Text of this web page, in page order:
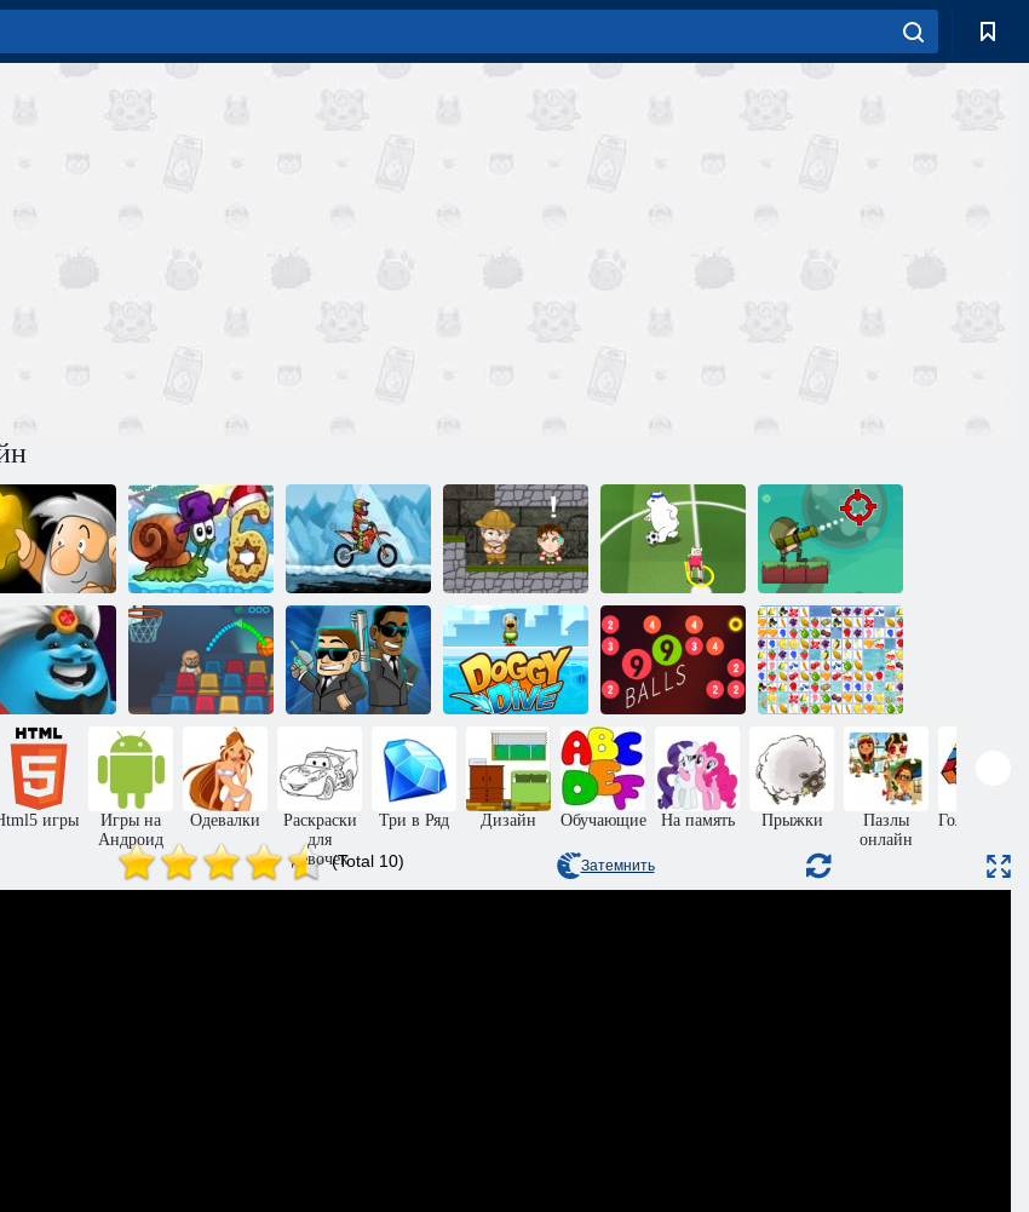
Золотоискатель
Улитка Боб 6:
Зимняя сказка
Мото экстрим
2
Инки:
Приключения
Мультяшный
кубок 2015
Королевский
солдат
Черта джинна
Чемпионат по
баскетболу
Ловцы на
пришельцев
Собачье
погружение
99 шариков
Маджонг
Фрукты
игры
Игры на
Андроид
Одевалки
Раскраски
для
девочек
Три в Ряд Дизайн Обучающие На память Прыжки
Пазлы
онлайн
(Total 10) Затемнить